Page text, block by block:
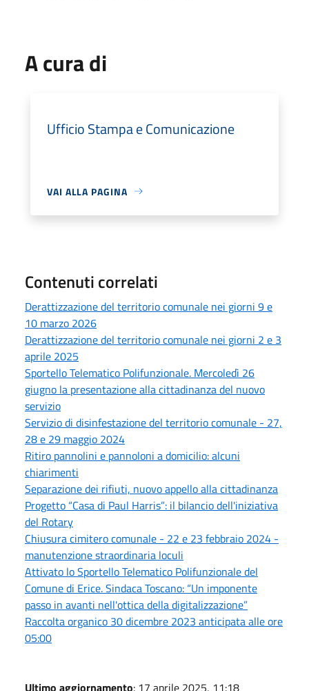
A cura di
Ufficio Stampa e Comunicazione
VAI ALLA PAGINA
Contenuti correlati
Derattizzazione del territorio comunale nei giorni 9 e
10 marzo 2026
Derattizzazione del territorio comunale nei giorni 2 e 3
aprile 2025
Sportello Telematico Polifunzionale. Mercoledì 26
giugno la presentazione alla cittadinanza del nuovo
servizio
Servizio di disinfestazione del territorio comunale - 27,
28 e 29 maggio 2024
Ritiro pannolini e pannoloni a domicilio: alcuni
chiarimenti
Separazione dei rifiuti, nuovo appello alla cittadinanza
Progetto “Casa di Paul Harris”: il bilancio dell'iniziativa
del Rotary
Chiusura cimitero comunale - 22 e 23 febbraio 2024 -
manutenzione straordinaria loculi
Attivato lo Sportello Telematico Polifunzionale del
Comune di Erice. Sindaca Toscano: “Un imponente
passo in avanti nell'ottica della digitalizzazione”
Raccolta organico 30 dicembre 2023 anticipata alle ore
05:00
Ultimo aggiornamento: 17 aprile 2025, 11:18